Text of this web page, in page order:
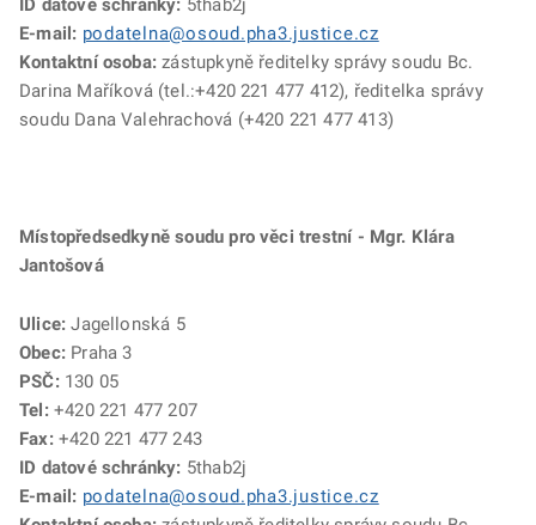
ID datové schránky: 5thab2j
E-mail: podatelna@osoud.pha3.justice.cz
Kontaktní osoba:zástupkyně ředitelky správy soudu Bc.
Darina Maříková (tel.:+420 221 477 412), ředitelka správy
soudu Dana Valehrachová (+420 221 477 413)
Místopředsedkyně soudu pro věci trestní - Mgr. Klára
Jantošová
Ulice:Jagellonská 5
Obec: Praha 3
PSČ: 130 05
Tel: +420 221 477 207
Fax: +420 221 477 243
ID datové schránky: 5thab2j
E-mail: podatelna@osoud.pha3.justice.cz